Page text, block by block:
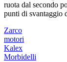
ruota dal secondo
punti di svantaggio
Zarco
motori
Kalex
Morbidelli